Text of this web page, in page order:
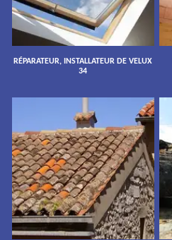
RÉPARATEUR, INSTALLATEUR DE VELUX
34